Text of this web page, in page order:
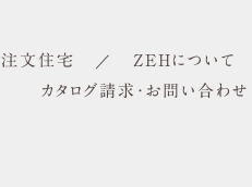
注文住宅 ZEHについて
カタログ請求・お問い合わせ